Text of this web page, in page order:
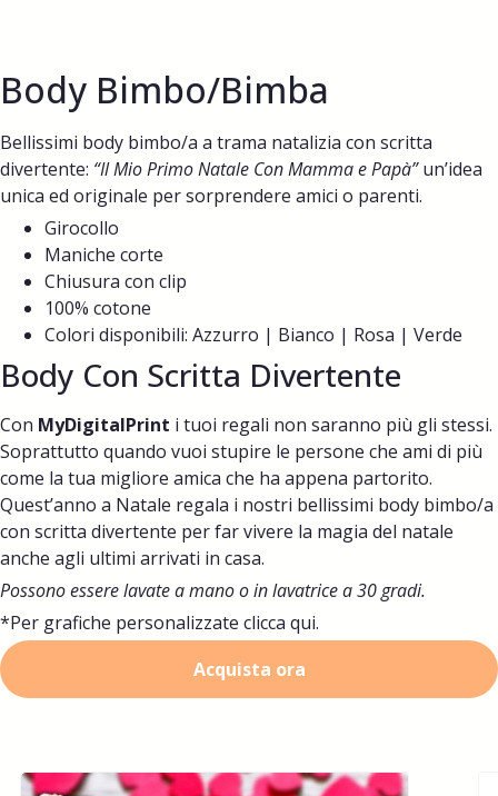
Body Bimbo/Bimba
Bellissimi body bimbo/a a trama natalizia con scritta
divertente: “Il Mio Primo Natale Con Mamma e Papà”un’idea
unica ed originale per sorprendere amici o parenti.
Girocollo
Maniche corte
Chiusura con clip
100% cotone
Colori disponibili: Azzurro | Bianco | Rosa | Verde
Body Con Scritta Divertente
Con MyDigitalPrint i tuoi regali non saranno più gli stessi.
Soprattutto quando vuoi stupire le persone che ami di più
come la tua migliore amica che ha appena partorito.
Quest’anno a Natale regala i nostri bellissimi body bimbo/a
con scritta divertente per far vivere la magia del natale
anche agli ultimi arrivati in casa.
Possono essere lavate a mano o in lavatrice a 30 gradi.
*Per grafiche personalizzate clicca qui.
Acquista ora